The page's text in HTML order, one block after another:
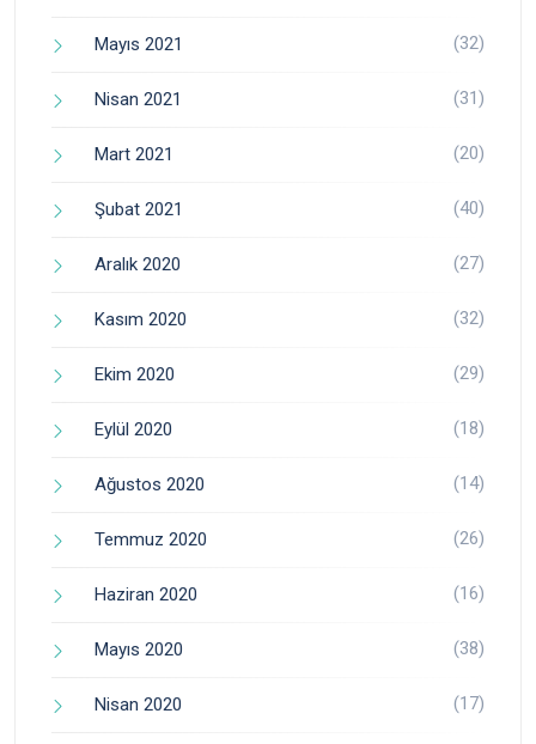
Mayıs 2021 (32)
Nisan 2021 (31)
Mart 2021 (20)
Şubat 2021 (40)
Aralık 2020 (27)
Kasım 2020 (32)
Ekim 2020 (29)
Eylül 2020 (18)
Ağustos 2020 (14)
Temmuz 2020 (26)
Haziran 2020 (16)
Mayıs 2020 (38)
Nisan 2020 (17)